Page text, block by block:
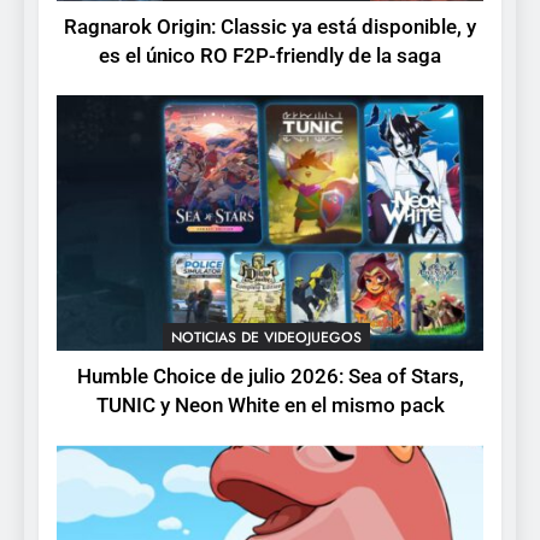
RO F2P-friendly de la saga
NOTICIAS DE VIDEOJUEGOS
Humble Choice de julio
2026: Sea of Stars, TUNIC y
Neon White en el mismo
pack
NOTICIAS DE VIDEOJUEGOS
Collector’s Cove: una granja
flotante con alma de álbum
de cromos
NOTICIAS DE VIDEOJUEGOS
Palworld 1.0: fecha,
cambios y todo lo que llega
con el lanzamiento
NOTICIAS DE VIDEOJUEGOS
Ragnarok Origin: Classic ya está disponible, y
es el único RO F2P-friendly de la saga
NOTICIAS DE VIDEOJUEGOS
Humble Choice de julio 2026: Sea of Stars,
TUNIC y Neon White en el mismo pack